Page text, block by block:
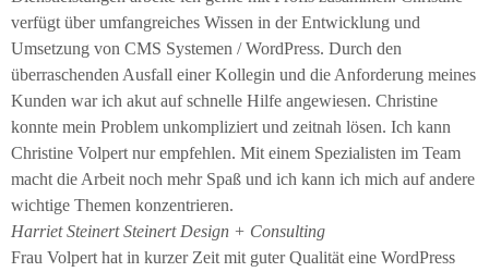
verfügt über umfangreiches Wissen in der Entwicklung und
Umsetzung von CMS Systemen / WordPress. Durch den
überraschenden Ausfall einer Kollegin und die Anforderung meines
Kunden war ich akut auf schnelle Hilfe angewiesen. Christine
konnte mein Problem unkompliziert und zeitnah lösen. Ich kann
Christine Volpert nur empfehlen. Mit einem Spezialisten im Team
macht die Arbeit noch mehr Spaß und ich kann ich mich auf andere
wichtige Themen konzentrieren.
Harriet SteinertSteinert Design + Consulting
Frau Volpert hat in kurzer Zeit mit guter Qualität eine WordPress